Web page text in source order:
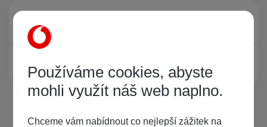
Právě prohlíží tuto stránku
Žádný registrovaný uživatel si neprohlíží tuto stránku
Používáme cookies, abyste
mohli využít náš web naplno.
Chceme vám nabídnout co nejlepší zážitek na